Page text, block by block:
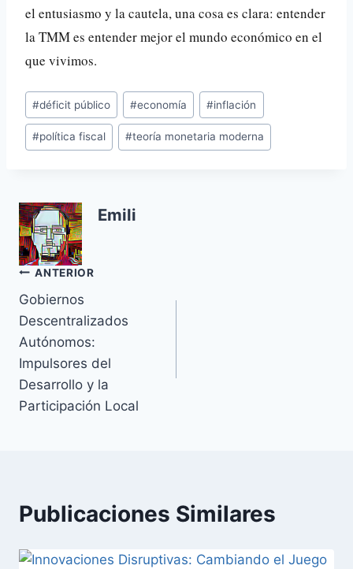
el entusiasmo y la cautela, una cosa es clara: entender
la TMM es entender mejor el mundo económico en el
que vivimos.
Etiquetas
de
la
#déficit público #economía #inflación
#política fiscal #teoría monetaria moderna
Emili
Navegación
de
entradas
ANTERIOR
Gobiernos
Descentralizados
Autónomos:
Impulsores del
Desarrollo y la
Participación Local
Publicaciones Similares